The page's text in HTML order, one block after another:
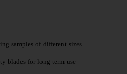
samples of different sizes
blades for long-term use